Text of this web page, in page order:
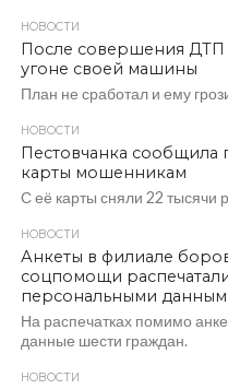
НОВОСТИ
После совершения ДТП
угоне своей машины
План не сработал и ему
НОВОСТИ
Пестовчанка сообщила
карты мошенникам
С её карты сняли 22 тысячи
НОВОСТИ
Анкеты в филиале
соцпомощи
персональными
На распечатках помимо
данные шести граждан.
НОВОСТИ